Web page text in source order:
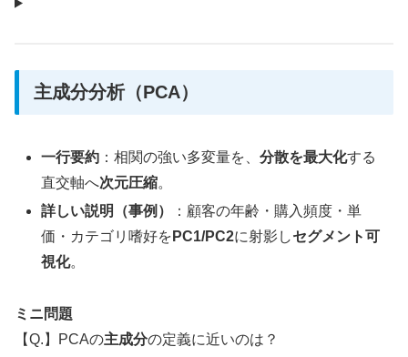
主成分分析（PCA）
一行要約 ：相関の強い多変量を、分散を最大化する
直交軸へ次元圧縮。
詳しい説明（事例）
：顧客の年齢・購入頻度・単
価・カテゴリ嗜好を PC1/PC2に射影しセグメント可
視化。
ミニ問題
【Q.】PCAの主成分の定義に近いのは？